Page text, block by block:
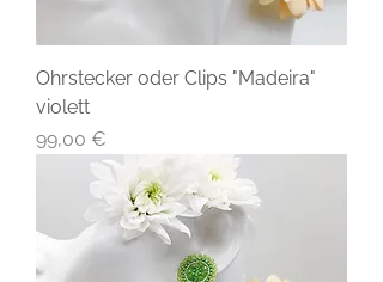
Ohrstecker oder Clips "Madeira"
violett
Preis
99,00 €